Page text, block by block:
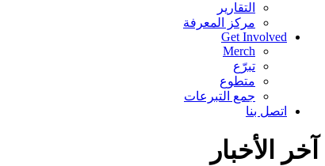
التقارير
مركز المعرفة
Get Involved
Merch
تبرّع
متطوع
جمع التبرعات
اتصل بنا
آخر الأخبار